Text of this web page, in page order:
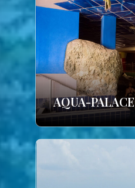
AQUA-PALACE